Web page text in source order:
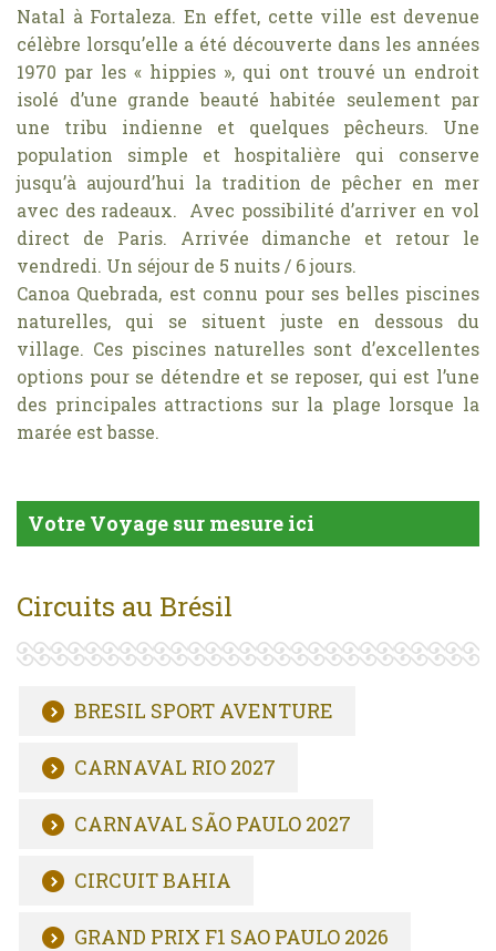
Natal à Fortaleza. En effet, cette ville est devenue
célèbre lorsqu’elle a été découverte dans les années
1970 par les « hippies », qui ont trouvé un endroit
isolé d’une grande beauté habitée seulement par
une tribu indienne et quelques pêcheurs. Une
population simple et hospitalière qui conserve
jusqu’à aujourd’hui la tradition de pêcher en mer
avec des radeaux. Avec possibilité d’arriver en vol
direct de Paris. Arrivée dimanche et retour le
vendredi. Un séjour de 5 nuits / 6 jours.
Canoa Quebrada, est connu pour ses belles piscines
naturelles, qui se situent juste en dessous du
village. Ces piscines naturelles sont d’excellentes
options pour se détendre et se reposer, qui est l’une
des principales attractions sur la plage lorsque la
marée est basse.
Votre Voyage sur mesure ici
Circuits au Brésil
BRESIL SPORT AVENTURE
CARNAVAL RIO 2027
CARNAVAL SÃO PAULO 2027
CIRCUIT BAHIA
GRAND PRIX F1 SAO PAULO 2026